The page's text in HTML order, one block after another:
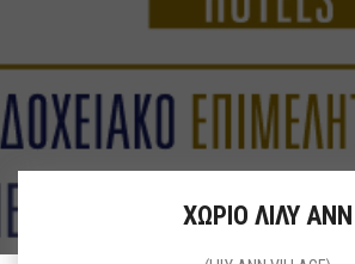
ΧΩΡΙΟ ΛΙΛΥ ΑΝΝ